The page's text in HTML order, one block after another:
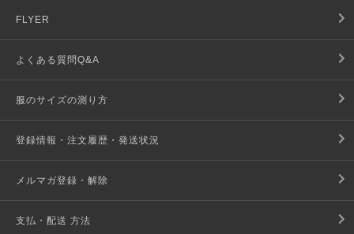
FLYER
よくある質問Q&A
服のサイズの測り方
登録情報・注文履歴・発送状況
メルマガ登録・解除
支払・配送 方法